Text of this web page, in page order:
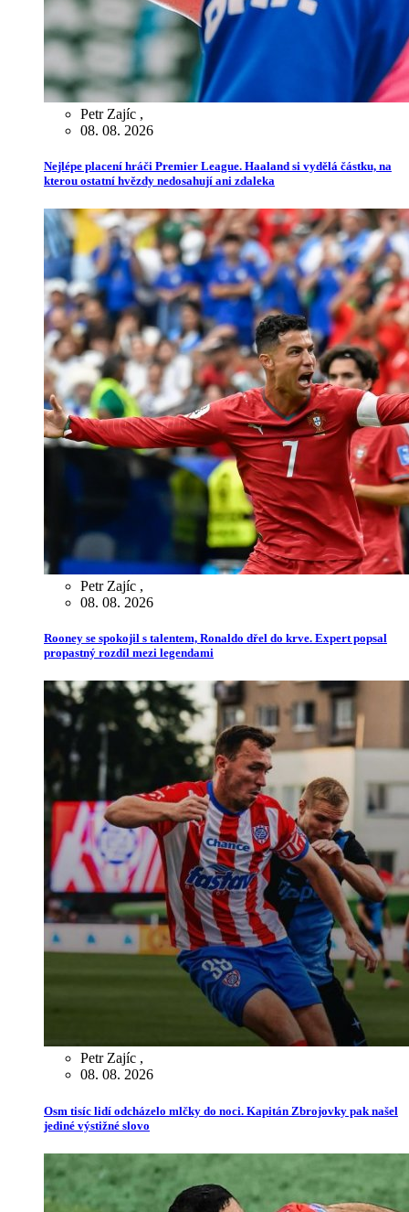
Petr Zajíc ,
08. 08. 2026
Nejlépe placení hráči Premier League. Haaland si vydělá částku, na
kterou ostatní hvězdy nedosahují ani zdaleka
Petr Zajíc ,
08. 08. 2026
Rooney se spokojil s talentem, Ronaldo dřel do krve. Expert popsal
propastný rozdíl mezi legendami
Petr Zajíc ,
08. 08. 2026
Osm tisíc lidí odcházelo mlčky do noci. Kapitán Zbrojovky pak našel
jediné výstižné slovo